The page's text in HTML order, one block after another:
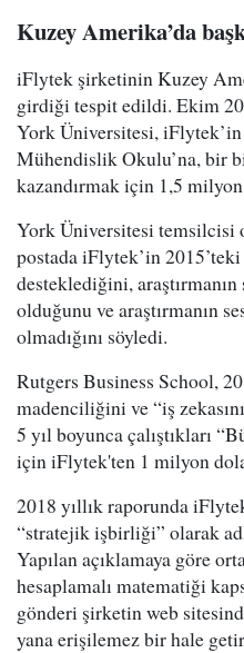
Kuzey Amerika’da
iFlytek şirketinin Kuzey
girdiği tespit edildi. Ekim
York Üniversitesi,
Mühendislik Okulu’na, bir
kazandırmak için 1,5
York Üniversitesi temsilcisi
postada iFlytek’in 2015’teki
desteklediğini, araştırmanın
olduğunu ve araştırmanın
olmadığını söyledi.
Rutgers Business School,
madenciliğini ve “iş
5 yıl boyunca çalıştıkları
için iFlytek'ten 1 milyon
2018 yıllık raporunda
“stratejik işbirliği” olarak
Yapılan açıklamaya göre
hesaplamalı matematiği
gönderi şirketin web
yana erişilemez bir hale